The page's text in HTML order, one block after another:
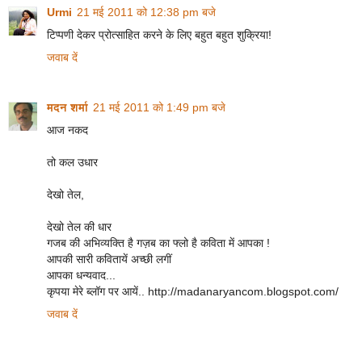
Urmi 21 मई 2011 को 12:38 pm बजे
टिप्पणी देकर प्रोत्साहित करने के लिए बहुत बहुत शुक्रिया!
जवाब दें
मदन शर्मा 21 मई 2011 को 1:49 pm बजे
आज नकद
तो कल उधार
देखो तेल,
देखो तेल की धार
गजब की अभिव्यक्ति है गज़ब का फ्लो है कविता में आपका !
आपकी सारी कवितायें अच्छी लगीं
आपका धन्यवाद...
कृपया मेरे ब्लॉग पर आयें.. http://madanaryancom.blogspot.com/
जवाब दें